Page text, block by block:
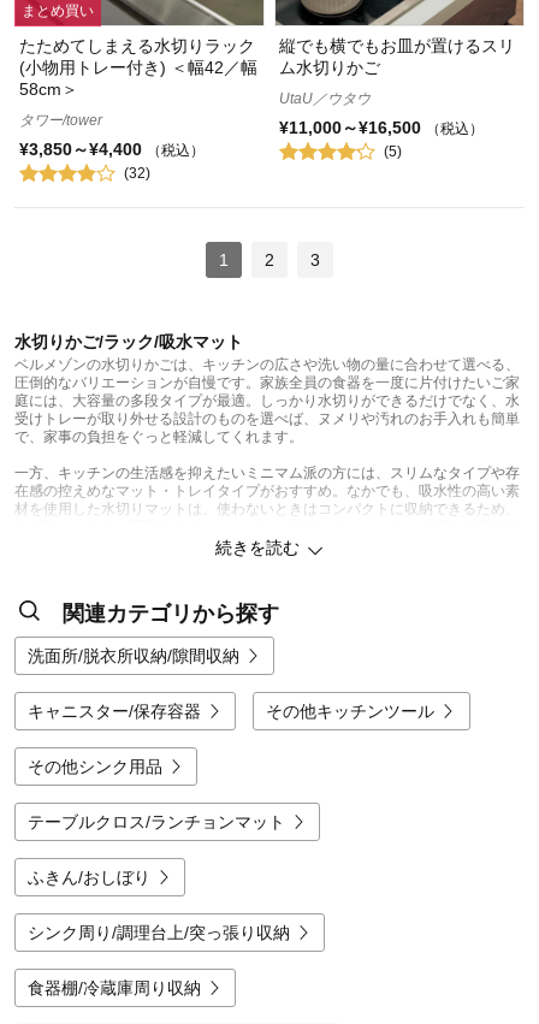
まとめ買い
たためてしまえる水切りラック
(小物用トレー付き) ＜幅42／幅
58cm＞
タワー/tower
¥3,850～¥4,400
（税込）
(32)
縦でも横でもお皿が置けるスリ
ム水切りかご
UtaU／ウタウ
¥11,000～¥16,500
（税込）
(5)
1 2 3
水切りかご/ラック/吸水マット
ベルメゾンの水切りかごは、キッチンの広さや洗い物の量に合わせて選べる、
圧倒的なバリエーションが自慢です。家族全員の食器を一度に片付けたいご家
庭には、大容量の多段タイプが最適。しっかり水切りができるだけでなく、水
受けトレーが取り外せる設計のものを選べば、ヌメリや汚れのお手入れも簡単
で、家事の負担をぐっと軽減してくれます。
一方、キッチンの生活感を抑えたいミニマム派の方には、スリムなタイプや存
在感の控えめなマット・トレイタイプがおすすめ。なかでも、吸水性の高い素
材を使用した水切りマットは、使わないときはコンパクトに収納できるため、
ダンな柄、可愛らしいイラスト入りまで揃っており、実用的な道具としてだけ
限られたスペースを有効活用したい方には、シンクに渡して使える伸縮タイプ
や、必要な時だけ広げて使い終わったらクルクル巻いて片付けられるロールタ
イプが人気です。特にシンク周りに余裕がないワンルームや1Kでの一人暮らし
には、シンク奥のデッドスペースを活かせる「上下つっぱり式」の水切りかご
が非常に心強い味方となります。洗い物の量に合わせて、あえてコンパクトな
タイプやマットタイプに切り替えることで、調理スペースをより広く確保する
工夫も可能です。
素材のラインナップも豊富で、軽くて扱いやすいプラスチック製やシリコン
製、速乾性に優れた珪藻土タイプなど、最新のアイテムが続々と登場していま
す。なかでも、本物志向の方にぜひ手にとっていただきたいのが「燕三条で作
燕三条の職人が仕上げた逸品は、サビに強いのはもちろん、ワイヤーの末端ま
で滑らかに処理されており、食器への優しさと丈夫さが格段に違います。無駄
ティです。
チーフにした愛らしいデザインも展開。毎日の面倒な洗い物タイムを、お気に
入りのキャラクターと一緒に楽しく過ごすことができます。豊富な素材と形、
「家事の相棒」をぜひ見つけてみてください。
続きを読む
関連カテゴリから探す
洗面所/脱衣所収納/隙間収納
キャニスター/保存容器 その他キッチンツール
その他シンク用品
テーブルクロス/ランチョンマット
ふきん/おしぼり
シンク周り/調理台上/突っ張り収納
食器棚/冷蔵庫周り収納